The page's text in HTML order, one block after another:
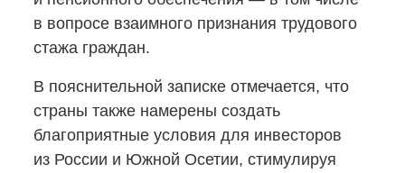
в вопросе взаимного признания трудового
стажа граждан.
В пояснительной записке отмечается, что
страны также намерены создать
благоприятные условия для инвесторов
из России и Южной Осетии, стимулируя